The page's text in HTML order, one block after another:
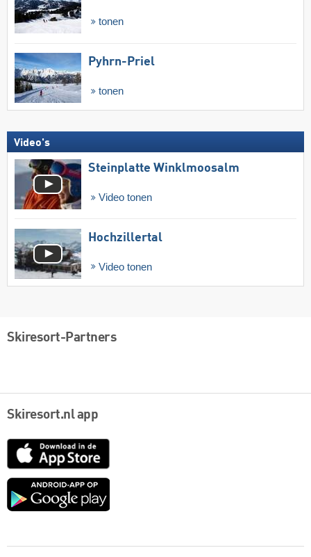
tonen
Pyhrn-Priel
tonen
Video's
Steinplatte Winklmoosalm
Video tonen
Hochzillertal
Video tonen
Skiresort-Partners
Skiresort.nl app
App
Google